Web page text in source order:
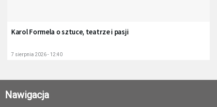
Karol Formela o sztuce, teatrze i pasji
7 sierpnia 2026 - 12:40
Nawigacja